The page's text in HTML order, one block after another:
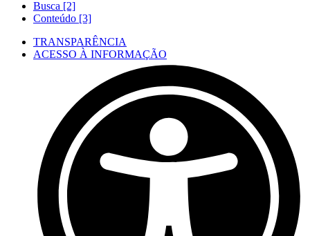
Busca [2]
Conteúdo [3]
TRANSPARÊNCIA
ACESSO À INFORMAÇÃO